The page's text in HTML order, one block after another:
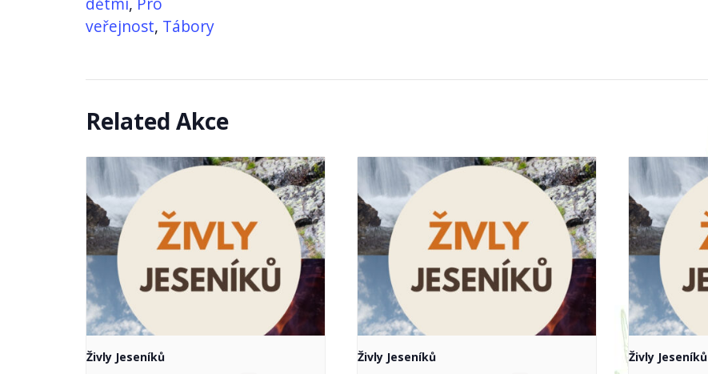
veřejnost, Tábory
Related Akce
Živly Jeseníků Živly Jeseníků Živly Jeseníků